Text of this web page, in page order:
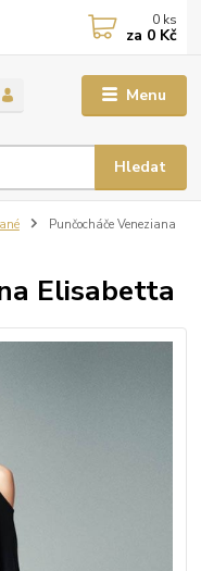
Menu
Hledat
0 ks
za 0 Kč
Punčocháče Veneziana
Elisabetta